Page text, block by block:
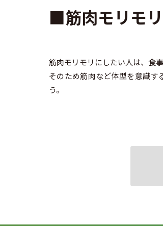
■筋肉モリモ
筋肉モリモリにしたい人は、食
そのため筋肉など体型を意識す
う。